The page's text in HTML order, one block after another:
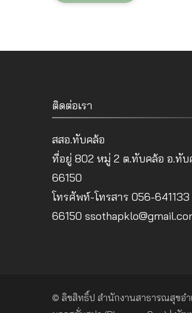
ติดต่อเรา
สสอ.ทับคล้อ
ที่อยู่ 802 หมู่ 2 ต.ทับคล้อ อ.ทับ
66150
โทรศัพท์-โทรสาร 056-
66150
© ลิขสิทธิ์ป สำนักงานสาธารณสุขอำ